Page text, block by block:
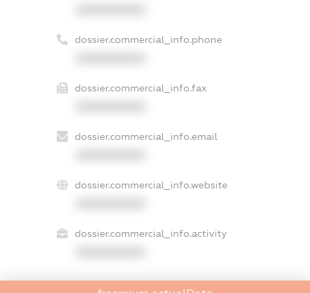
dossier.commercial_info.phone
dossier.commercial_info.fax
dossier.commercial_info.email
dossier.commercial_info.website
dossier.commercial_info.activity